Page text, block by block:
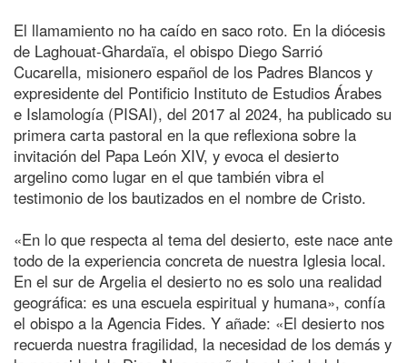
El llamamiento no ha caído en saco roto. En la diócesis
de Laghouat-Ghardaïa, el obispo Diego Sarrió
Cucarella, misionero español de los Padres Blancos y
expresidente del Pontificio Instituto de Estudios Árabes
e Islamología (PISAI), del 2017 al 2024, ha publicado su
primera carta pastoral en la que reflexiona sobre la
invitación del Papa León XIV, y evoca el desierto
argelino como lugar en el que también vibra el
testimonio de los bautizados en el nombre de Cristo.
«En lo que respecta al tema del desierto, este nace ante
todo de la experiencia concreta de nuestra Iglesia local.
En el sur de Argelia el desierto no es solo una realidad
geográfica: es una escuela espiritual y humana», confía
el obispo a la Agencia Fides. Y añade: «El desierto nos
recuerda nuestra fragilidad, la necesidad de los demás y